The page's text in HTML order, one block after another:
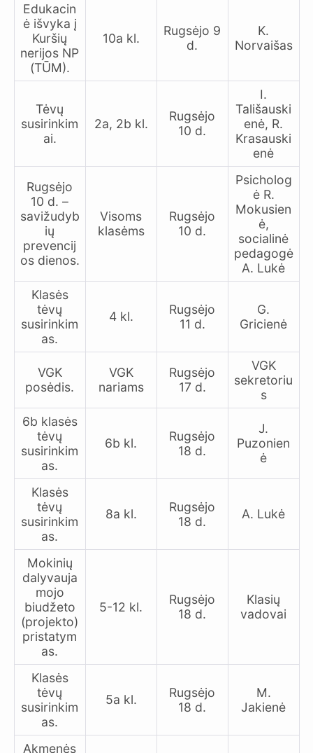
Edukacin
ė išvyka į
Kuršių
nerijos NP
(TŪM).
10a kl.
Rugsėjo 9
d.
K.
Norvaišas
Tėvų
susirinkim
ai.
2a, 2b kl.
Rugsėjo
10 d.
I.
Tališauski
enė, R.
Krasauski
enė
Rugsėjo
10 d. –
savižudyb
ių
prevencij
os dienos.
Visoms
klasėms
Rugsėjo
10 d.
Psicholog
ė R.
Mokusien
ė,
socialinė
pedagogė
A. Lukė
Klasės
tėvų
susirinkim
as.
4 kl.
Rugsėjo
11 d.
G.
Gricienė
VGK
posėdis.
VGK
nariams
Rugsėjo
17 d.
VGK
sekretoriu
s
6b klasės
tėvų
susirinkim
as.
6b kl.
Rugsėjo
18 d.
J.
Puzonien
ė
Klasės
tėvų
susirinkim
as.
8a kl.
Rugsėjo
18 d.
A. Lukė
Mokinių
dalyvauja
mojo
biudžeto
(projekto)
pristatym
as.
5-12 kl.
Rugsėjo
18 d.
Klasių
vadovai
Klasės
tėvų
susirinkim
as.
5a kl.
Rugsėjo
18 d.
M.
Jakienė
Akmenės